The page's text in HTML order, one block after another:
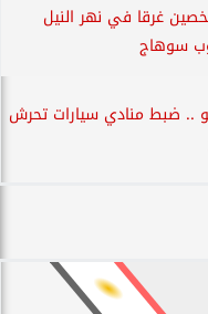
غرقا في نهر النيل
سوهاج
.. ضبط منادي سيارات تحرش